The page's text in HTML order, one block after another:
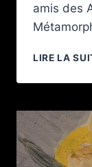
amis des
LIRE LA